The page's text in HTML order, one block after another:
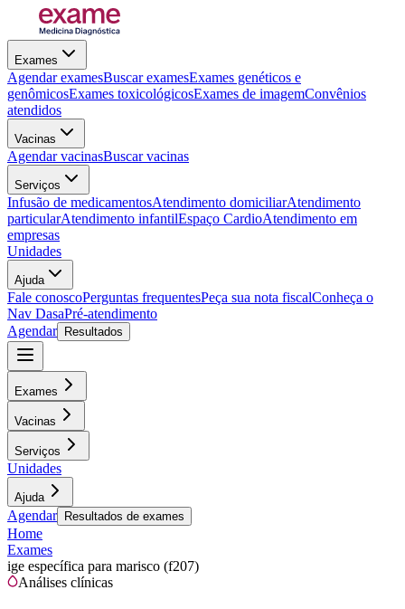
Exames
Agendar examesBuscar examesExames genéticos e
genômicosExames toxicológicosExames de imagemConvênios
atendidos
Vacinas
Agendar vacinasBuscar vacinas
Serviços
Infusão de medicamentosAtendimento domiciliarAtendimento
particularAtendimento infantilEspaço CardioAtendimento em
empresas
Unidades
Ajuda
Fale conoscoPerguntas frequentesPeça sua nota fiscalConheça o
Nav DasaPré-atendimento
Agendar
Resultados
Exames
Vacinas
Serviços
Unidades
Ajuda
Agendar Resultados de exames
Home
Exames
ige específica para marisco (f207)
Análises clínicas